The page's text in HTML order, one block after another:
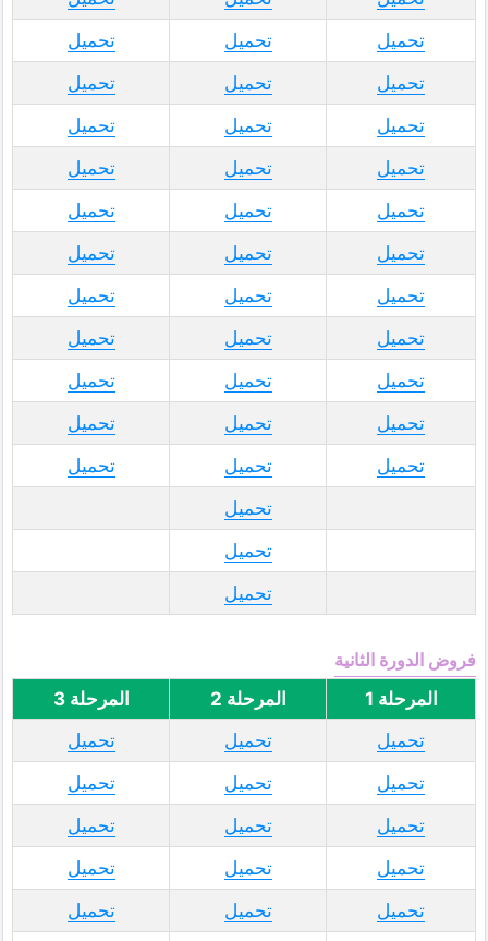
تحميل
تحميل
تحميل
تحميل
تحميل
تحميل
تحميل
تحميل
تحميل
تحميل
تحميل
تحميل
تحميل
تحميل
تحميل
تحميل
تحميل
تحميل
تحميل
تحميل
تحميل
تحميل
تحميل
تحميل
تحميل
تحميل
تحميل
تحميل
تحميل
تحميل
تحميل
تحميل
تحميل
تحميل
تحميل
تحميل
فروض الدورة الثانية
المرحلة 1
المرحلة 2
المرحلة 3
تحميل
تحميل
تحميل
تحميل
تحميل
تحميل
تحميل
تحميل
تحميل
تحميل
تحميل
تحميل
تحميل
تحميل
تحميل